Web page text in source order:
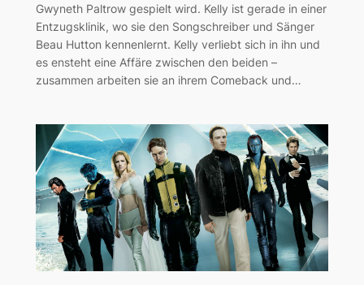
Gwyneth Paltrow gespielt wird. Kelly ist gerade in einer
Entzugsklinik, wo sie den Songschreiber und Sänger
Beau Hutton kennenlernt. Kelly verliebt sich in ihn und
es ensteht eine Affäre zwischen den beiden –
zusammen arbeiten sie an ihrem Comeback und…